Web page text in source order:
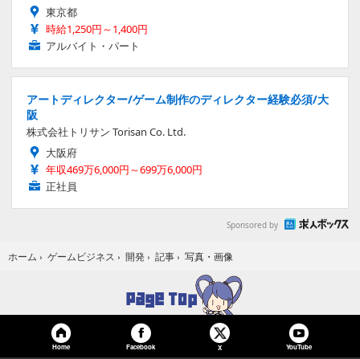
東京都
時給1,250円～1,400円
アルバイト・パート
アートディレクター/ゲーム制作のディレクター経験必須/大
阪
株式会社トリサン Torisan Co. Ltd.
大阪府
年収469万6,000円～699万6,000円
正社員
Sponsored by
ホーム › ゲームビジネス › 開発 › 記事 › 写真・画像
Home Facebook X YouTube